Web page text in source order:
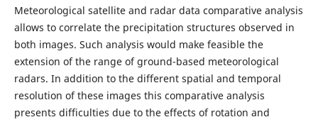
Meteorological satellite and radar data comparative analysis
allows to correlate the precipitation structures observed in
both images. Such analysis would make feasible the
extension of the range of ground-based meteorological
radars. In addition to the different spatial and temporal
resolution of these images this comparative analysis
presents difficulties due to the effects of rotation and